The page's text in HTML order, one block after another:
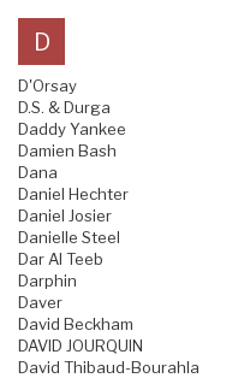
D
D'Orsay
D.S. & Durga
Daddy Yankee
Damien Bash
Dana
Daniel Hechter
Daniel Josier
Danielle Steel
Dar Al Teeb
Darphin
Daver
David Beckham
DAVID JOURQUIN
David Thibaud-Bourahla